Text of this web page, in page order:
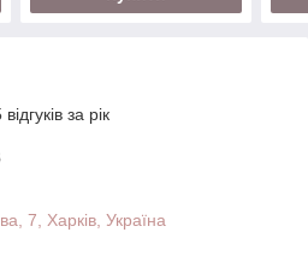
за рік
7, Харків, Україна